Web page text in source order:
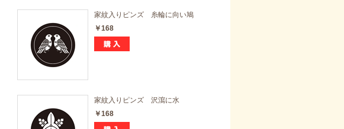
家紋入りピンズ 糸輪に向い鳩
￥168
家紋入りピンズ 沢瀉に水
￥168